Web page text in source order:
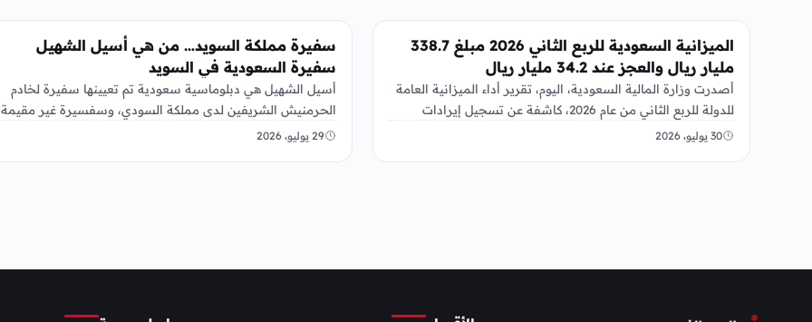
الميزانية السعودية للربع الثاني 2026 مبلغ 338.7
مليار ريال والعجز عند 34.2 مليار ريال
أصدرت وزارة المالية السعودية، اليوم، تقرير أداء الميزانية العامة
للدولة للربع الثاني من عام 2026، كاشفة عن تسجيل إيرادات
بلغت…
30 يوليو، 2026
سفيرة مملكة السويد… من هي أسيل الشهيل
سفيرة السعودية في السويد
أسيل الشهيل هي دبلوماسية سعودية تم تعيينها سفيرة لخادم
الحرمنيش الشريفين لدى مملكة السودي، وسفسيرة غير مقيمة
لدى آيسلندا في…
29 يوليو، 2026